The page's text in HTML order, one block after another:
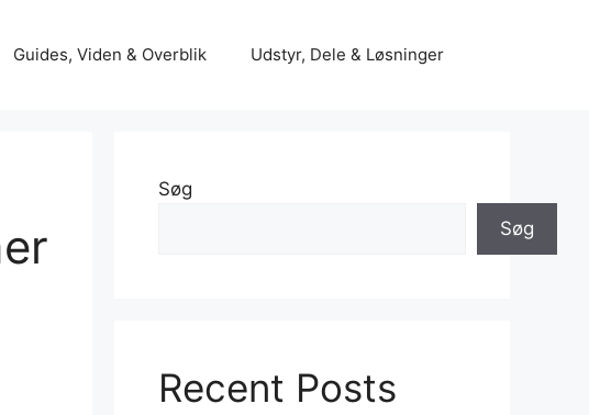
Guides, Viden & Overblik Udstyr, Dele & Løsninger
Søg
Søg
Recent Posts